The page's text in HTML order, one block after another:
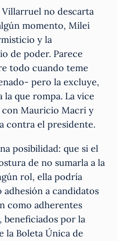
Villarruel no descarta
momento, Milei
y la
de poder. Parece
todo cuando teme
pero la excluye,
que rompa. La vice
con Mauricio Macri y
contra el presidente.
posibilidad: que si el
de no sumarla a la
rol, ella podría
a candidatos
como adherentes
beneficiados por la
la Boleta Única de